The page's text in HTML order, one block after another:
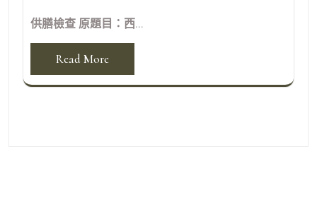
供膳檢查 原題目：西...
Read More